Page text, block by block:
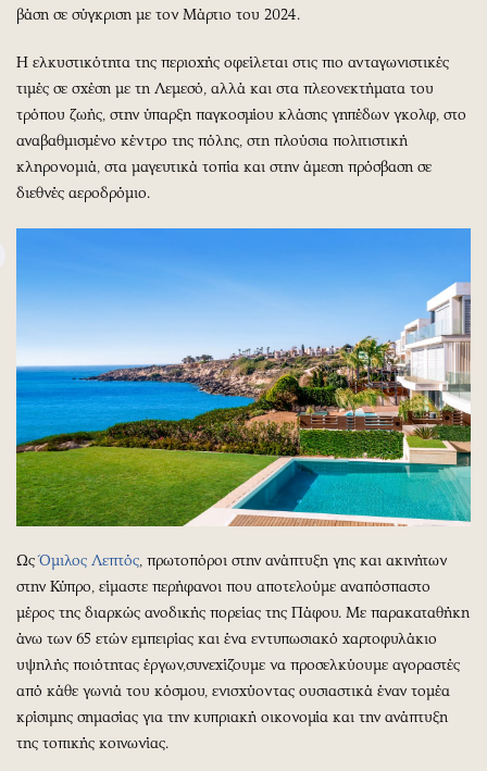
βάση σε σύγκριση με τον Μάρτιο του 2024.
Η ελκυστικότητα της περιοχής οφείλεται στις πιο ανταγωνιστικές
τιμές σε σχέση με τη Λεμεσό, αλλά και στα πλεονεκτήματα του
τρόπου ζωής, στην ύπαρξη παγκοσμίου κλάσης γηπέδων γκολφ, στο
αναβαθμισμένο κέντρο της πόλης, στη πλούσια πολιτιστική
κληρονομιά, στα μαγευτικά τοπία και στην άμεση πρόσβαση σε
διεθνές αεροδρόμιο.
ΩςΌμιλος Λεπτός, πρωτοπόροι στην ανάπτυξη γης και ακινήτων
στην Κύπρο, είμαστε περήφανοι που αποτελούμε αναπόσπαστο
μέρος της διαρκώς ανοδικής πορείας της Πάφου. Με παρακαταθήκη
άνω των 65 ετών εμπειρίας και ένα εντυπωσιακό χαρτοφυλάκιο
υψηλής ποιότητας έργων,συνεχίζουμε να προσελκύουμε αγοραστές
από κάθε γωνιά του κόσμου, ενισχύοντας ουσιαστικά έναν τομέα
κρίσιμης σημασίας για την κυπριακή οικονομία και την ανάπτυξη
της τοπικής κοινωνίας.